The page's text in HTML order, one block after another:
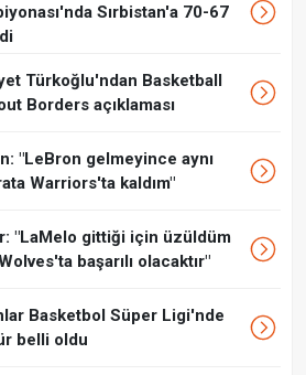
Sırbistan'a 70-67
Türkoğlu'ndan Basketball
Borders açıklaması
"LeBron gelmeyince aynı
Warriors'ta kaldım"
"LaMelo gittiği için üzüldüm
başarılı olacaktır"
Basketbol Süper Ligi'nde
belli oldu